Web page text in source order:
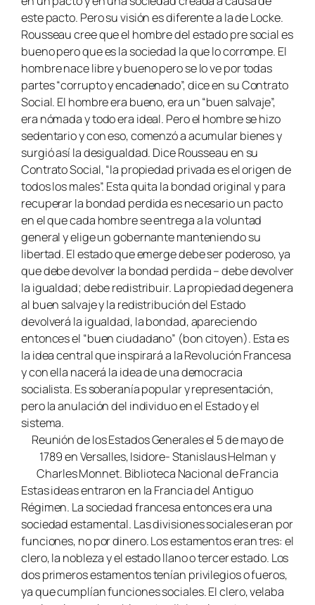
este pacto. Pero su visión es diferente a la de Locke.
Rousseau cree que el hombre del estado pre social es
bueno pero que es la sociedad la que lo corrompe. El
hombre nace libre y bueno pero se lo ve por todas
partes “corrupto y encadenado”, dice en su Contrato
Social. El hombre era bueno, era un “buen salvaje”,
era nómada y todo era ideal. Pero el hombre se hizo
sedentario y con eso, comenzó a acumular bienes y
surgió así la desigualdad. Dice Rousseau en su
Contrato Social, “la propiedad privada es el origen de
todos los males”. Esta quita la bondad original y para
recuperar la bondad perdida es necesario un pacto
en el que cada hombre se entrega a la voluntad
general y elige un gobernante manteniendo su
libertad. El estado que emerge debe ser poderoso, ya
que debe devolver la bondad perdida – debe devolver
la igualdad; debe redistribuir. La propiedad degenera
al buen salvaje y la redistribución del Estado
devolverá la igualdad, la bondad, apareciendo
entonces el “buen ciudadano” (bon citoyen). Esta es
la idea central que inspirará a la Revolución Francesa
y con ella nacerá la idea de una democracia
socialista. Es soberanía popular y representación,
pero la anulación del individuo en el Estado y el
sistema.
Reunión de los Estados Generales el 5 de mayo de
1789 en Versalles, Isidore- Stanislaus Helman y
Charles Monnet. Biblioteca Nacional de Francia
Estas ideas entraron en la Francia del Antiguo
Régimen. La sociedad francesa entonces era una
sociedad estamental. Las divisiones sociales eran por
funciones, no por dinero. Los estamentos eran tres: el
clero, la nobleza y el estado llano o tercer estado. Los
dos primeros estamentos tenían privilegios o fueros,
ya que cumplían funciones sociales. El clero, velaba